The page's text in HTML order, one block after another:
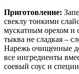
Приготовление:
свеклу тонкими
мускатным орехом и
тыква не сладкая –
Нарежь очищенные
все ингредиенты
соевый соус и